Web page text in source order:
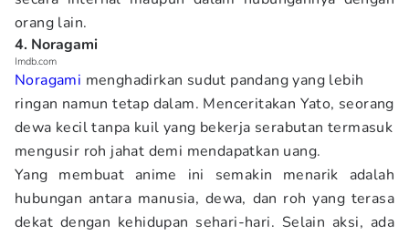
orang lain.
4. Noragami
Imdb.com
Noragami menghadirkan sudut pandang yang lebih
ringan namun tetap dalam. Menceritakan Yato, seorang
dewa kecil tanpa kuil yang bekerja serabutan termasuk
mengusir roh jahat demi mendapatkan uang.
Yang membuat anime ini semakin menarik adalah
hubungan antara manusia, dewa, dan roh yang terasa
dekat dengan kehidupan sehari-hari. Selain aksi, ada